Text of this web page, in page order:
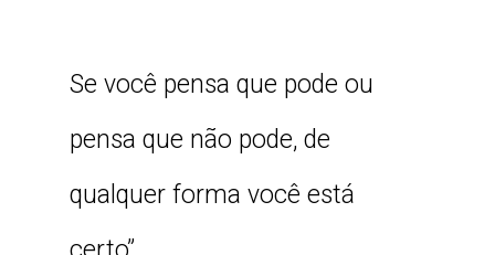
Se você pensa que pode ou
pensa que não pode, de
qualquer forma você está